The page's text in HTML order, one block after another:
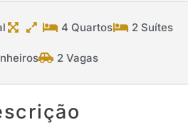
4 Quartos 2 Suítes
2 Vagas